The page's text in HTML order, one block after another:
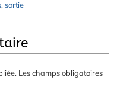
, sortie
Les champs obligatoires